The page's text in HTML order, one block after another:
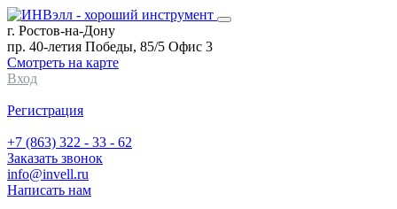
г. Ростов-на-Дону
пр. 40-летия Победы, 85/5 Офис 3
Смотреть на карте
Вход
Регистрация
+7 (863) 322 - 33 - 62
Заказать звонок
info@invell.ru
Написать нам